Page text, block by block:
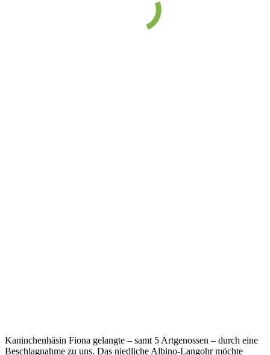
Kaninchenhäsin Fiona gelangte – samt 5 Artgenossen – durch eine
Beschlagnahme zu uns. Das niedliche Albino-Langohr möchte